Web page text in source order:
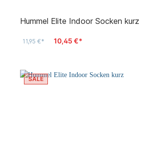
Hummel Elite Indoor Socken kurz
11,95 €* 10,45 €*
SALE